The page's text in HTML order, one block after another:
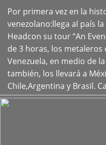
Por primera vez en la
venezolano:llega al país
Headcon su tour “An
de 3 horas, los
Venezuela, en medio de
también, los llevará a
Chile,Argentina y Brasil.